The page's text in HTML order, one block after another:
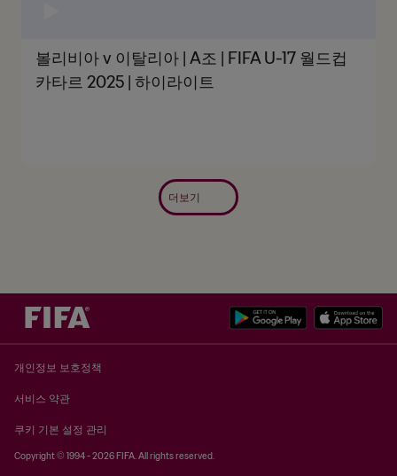
볼리비아 v 이탈리아 | A조 | FIFA U-17 월드컵
카타르 2025 | 하이라이트
더보기
개인정보 보호정책
서비스 약관
쿠키 기본 설정 관리
Copyright © 1994 - 2026 FIFA. All rights reserved.